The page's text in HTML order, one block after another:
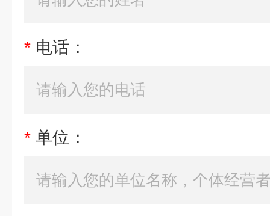
* 电话：
* 单位：